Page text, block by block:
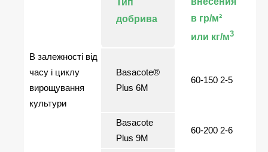
добрива
в гр/м²
или кг/м3
В залежності від
часу і циклу
вирощування
культури
Basacote®
Plus 6М
60-150 2-5
Basacote
Plus 9М
60-200 2-6